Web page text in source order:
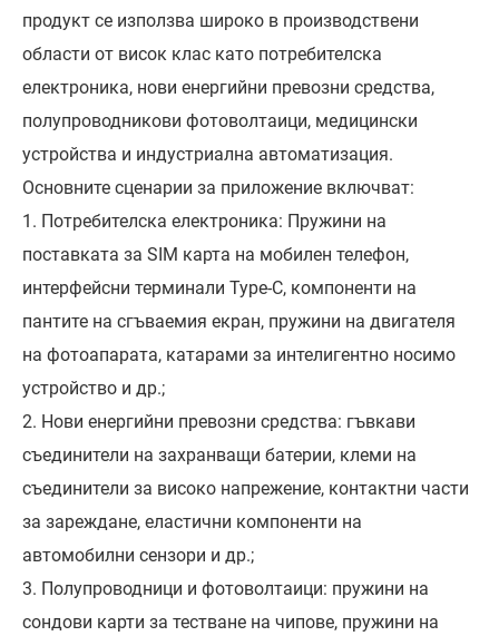
продукт се използва широко в производствени
области от висок клас като потребителска
електроника, нови енергийни превозни средства,
полупроводникови фотоволтаици, медицински
устройства и индустриална автоматизация.
Основните сценарии за приложение включват:
1. Потребителска електроника: Пружини на
поставката за SIM карта на мобилен телефон,
интерфейсни терминали Type-C, компоненти на
пантите на сгъваемия екран, пружини на двигателя
на фотоапарата, катарами за интелигентно носимо
устройство и др.;
2. Нови енергийни превозни средства: гъвкави
съединители на захранващи батерии, клеми на
съединители за високо напрежение, контактни части
за зареждане, еластични компоненти на
автомобилни сензори и др.;
3. Полупроводници и фотоволтаици: пружини на
сондови карти за тестване на чипове, пружини на